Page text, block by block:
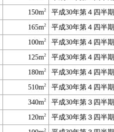
150m2
平成30年第４四半期
165m2
平成30年第４四半期
100m2
平成30年第４四半期
125m2
平成30年第４四半期
180m2
平成30年第４四半期
510m2
平成30年第４四半期
340m2
平成30年第３四半期
120m2
平成30年第３四半期
2